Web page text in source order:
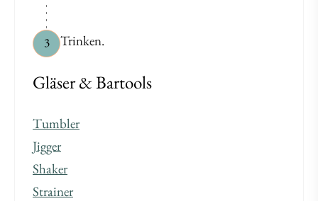
3 Trinken.
Gläser & Bartools
Tumbler
Jigger
Shaker
Strainer